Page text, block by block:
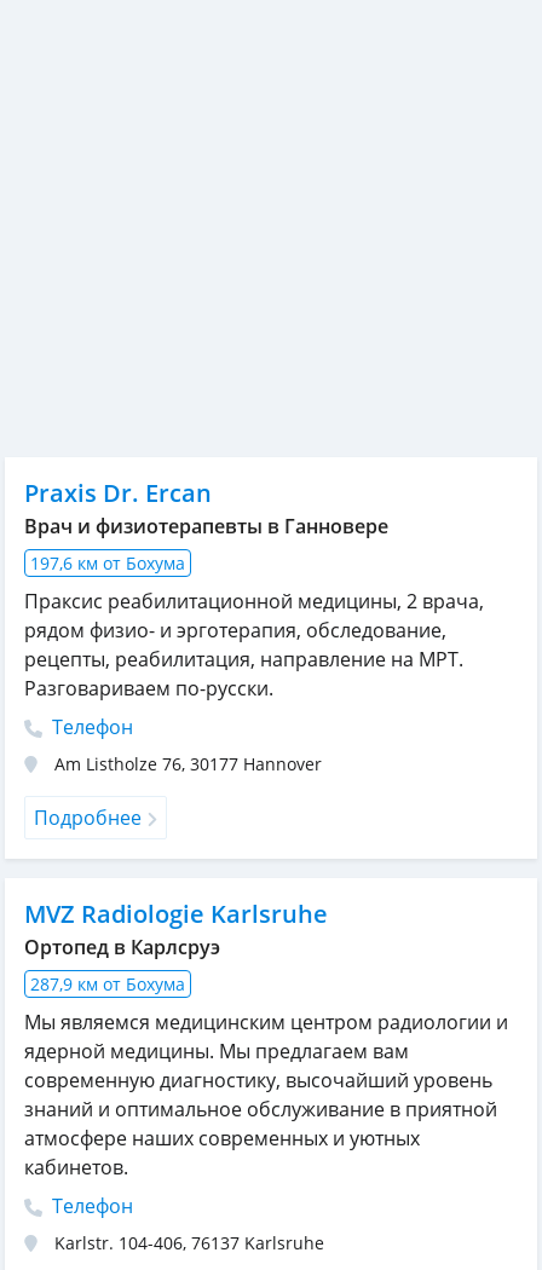
Praxis Dr. Ercan
Врач и физиотерапевты в Ганновере
197,6 км от Бохума
Праксис реабилитационной медицины, 2 врача,
рядом физио- и эрготерапия, обследование,
рецепты, реабилитация, направление на МРТ.
Разговариваем по-русски.
Телефон
Am Listholze 76, 30177 Hannover
Подробнее
MVZ Radiologie Karlsruhe
Ортопед в Карлсруэ
287,9 км от Бохума
Мы являемся медицинским центром радиологии и
ядерной медицины. Мы предлагаем вам
современную диагностику, высочайший уровень
знаний и оптимальное обслуживание в приятной
атмосфере наших современных и уютных
кабинетов.
Телефон
Karlstr. 104-406, 76137 Karlsruhe